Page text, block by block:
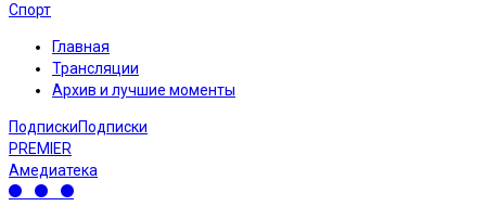
Спорт
Главная
Трансляции
Архив и лучшие моменты
ПодпискиПодписки
PREMIER
Амедиатека